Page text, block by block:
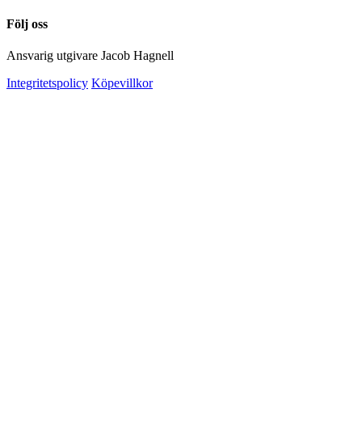
Följ oss
Ansvarig utgivare Jacob Hagnell
Integritetspolicy Köpevillkor